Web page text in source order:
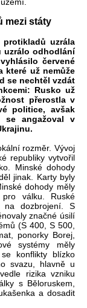
mezi státy
uzrála
uzrálo odhodlání
červené
které už nemůže
se nechtěl vzdát
Rusko už
přerostla v
politice, avšak
se angažoval v
rozměr. Vývoj
republiky vytvořil
Minské dohody
jinak. Karty byly
dohody měly
pro válku. Ruské
na dozbrojení. S
značné úsilí
(S 400, S 500,
ponorky Borej,
systémy měly
konflikty blízko
svazu, hlavně u
rizika vzniku
s Běloruskem,
a dosadit